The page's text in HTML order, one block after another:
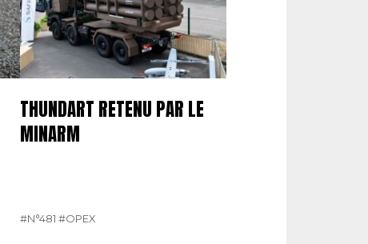
THUNDART RETENU PAR LE
MINARM
#N°481 #OPEX